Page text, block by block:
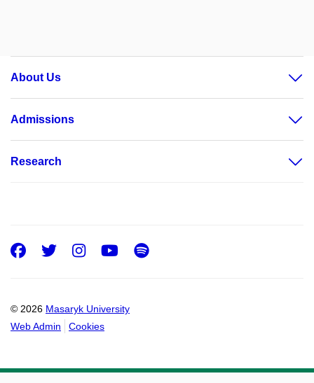
About Us
Admissions
Research
© 2026 Masaryk University
Web Admin
Cookies
Facebook
Twitter
Instagram
Youtube
Spotify